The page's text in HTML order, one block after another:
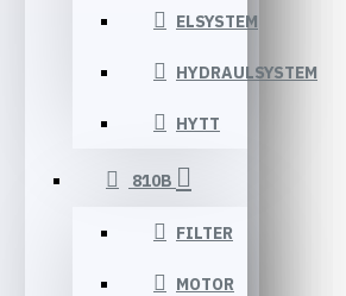
ELSYSTEM
HYDRAULSYSTEM
HYTT
810B
FILTER
MOTOR